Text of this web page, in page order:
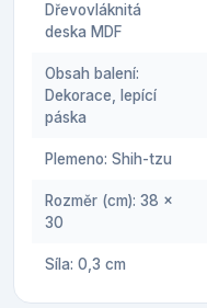
Dřevovláknitá
deska MDF
Obsah balení:
Dekorace, lepící
páska
Plemeno: Shih-tzu
Rozměr (cm): 38 x
30
Síla: 0,3 cm